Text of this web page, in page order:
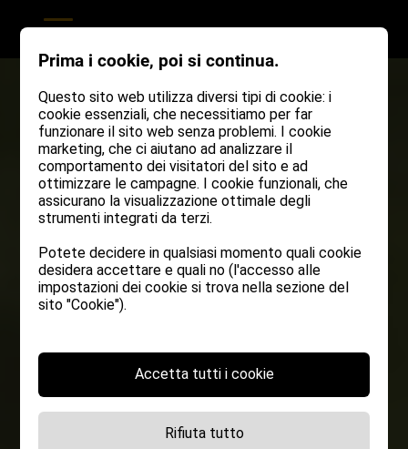
Prima i cookie, poi si continua.
Questo sito web utilizza diversi tipi di cookie: i
cookie essenziali, che necessitiamo per far
funzionare il sito web senza problemi. I cookie
marketing, che ci aiutano ad analizzare il
comportamento dei visitatori del sito e ad
ottimizzare le campagne. I cookie funzionali, che
assicurano la visualizzazione ottimale degli
strumenti integrati da terzi.
Potete decidere in qualsiasi momento quali cookie
desidera accettare e quali no (l'accesso alle
impostazioni dei cookie si trova nella sezione del
sito "Cookie").
Accetta tutti i cookie
Rifiuta tutto